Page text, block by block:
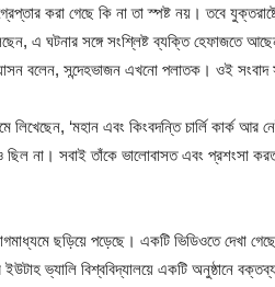
করা গেছে কি না তা স্পষ্ট নয়। তবে
এ ঘটনার সঙ্গে সংশ্লিষ্ট ব্যক্তি হেফাজতে
বলেন, সন্দেহভাজন এখনো পলাতক। ওই
লিখেছেন, ‘মহান এবং কিংবদন্তি চার্লি কার্ক
ছিল না। সবাই তাঁকে ভালোবাসত এবং প্রশংসা
ছড়িয়ে পড়েছে। একটি ভিডিওতে দেখা
ইউটাহ ভ্যালি বিশ্ববিদ্যালয়ে একটি অনুষ্ঠানে